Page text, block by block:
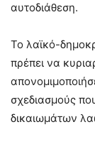
αυτοδιάθεση.
Το λαϊκό-
πρέπει να
σχεδιασμούς
δικαιωμάτων